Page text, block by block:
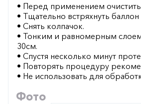
• Перед применением
• Тщательно встряхнуть
• Снять колпачок.
• Тонким и равномерным
30см.
• Спустя несколько минут
• Повторять процедуру
• Не использовать для
Фото